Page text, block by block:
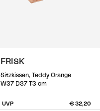
FRISK
Sitzkissen, Teddy Orange
W37 D37 T3 cm
UVP € 32,20